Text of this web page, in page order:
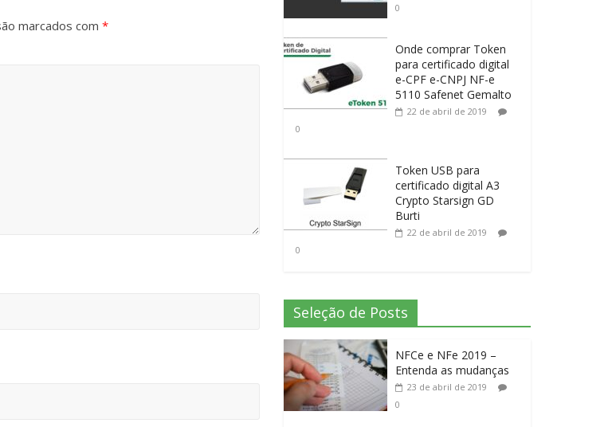
marcados com *
0
Onde comprar Token
para certificado digital
e-CPF e-CNPJ NF-e
5110 Safenet Gemalto
22 de abril de 2019
0
Token USB para
certificado digital A3
Crypto Starsign GD
Burti
22 de abril de 2019
0
Seleção de Posts
NFCe e NFe 2019 –
Entenda as mudanças
23 de abril de 2019
0